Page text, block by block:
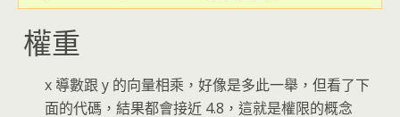
權重
x 導數跟 y 的向量相乘，好像是多此一舉，但看了下
面的代碼，結果都會接近 4.8，這就是權限的概念